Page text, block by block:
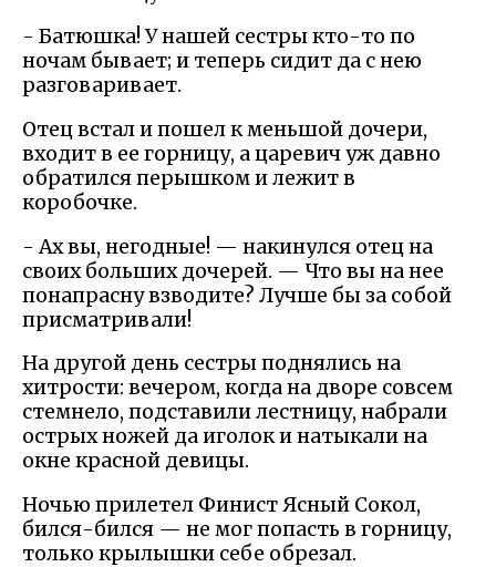
- Батюшка! У нашей сестры кто-то по
ночам бывает; и теперь сидит да с нею
разговаривает.
Отец встал и пошел к меньшой дочери,
входит в ее горницу, а царевич уж давно
обратился перышком и лежит в
коробочке.
- Ах вы, негодные! — накинулся отец на
своих больших дочерей. — Что вы на нее
понапрасну взводите? Лучше бы за собой
присматривали!
На другой день сестры поднялись на
хитрости: вечером, когда на дворе совсем
стемнело, подставили лестницу, набрали
острых ножей да иголок и натыкали на
окне красной девицы.
Ночью прилетел Финист Ясный Сокол,
бился-бился — не мог попасть в горницу,
только крылышки себе обрезал.